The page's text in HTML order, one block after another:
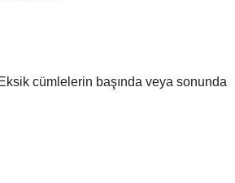
cümlelerin başında veya sonunda